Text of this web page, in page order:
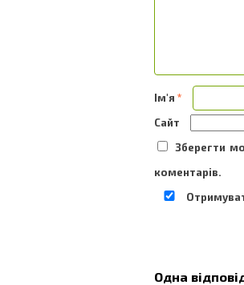
Ім'я *
Сайт
Зберегти
коментарів.
Одна